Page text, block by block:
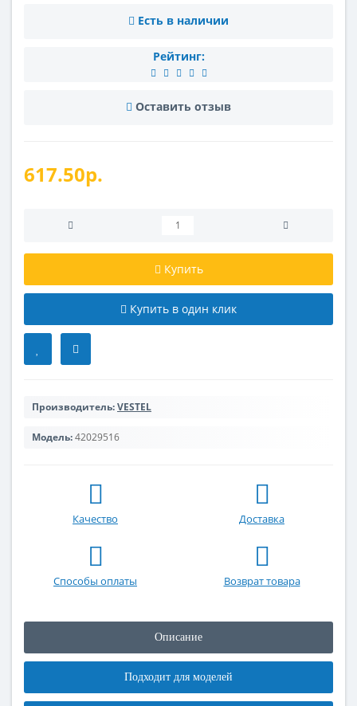
Есть в наличии
Рейтинг:
Оставить отзыв
617.50р.
Купить
Купить в один клик
Производитель:VESTEL
Модель:42029516
Качество Доставка
Способы оплаты Возврат товара
Описание
Подходит для моделей